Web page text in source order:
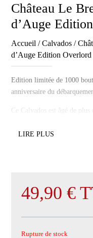
Château Le
d’Auge
Accueil /Calvados /
d’Auge Edition
Edition limitée de 1000
anniversaire du
Ce Calvados est âgé de plus
LIRE PLUS
49,90€
Rupture de stock